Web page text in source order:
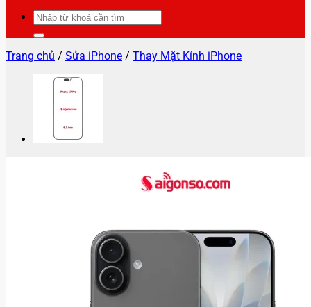
Tìm
kiếm:
Trang chủ / Sửa iPhone / Thay Mặt Kính iPhone